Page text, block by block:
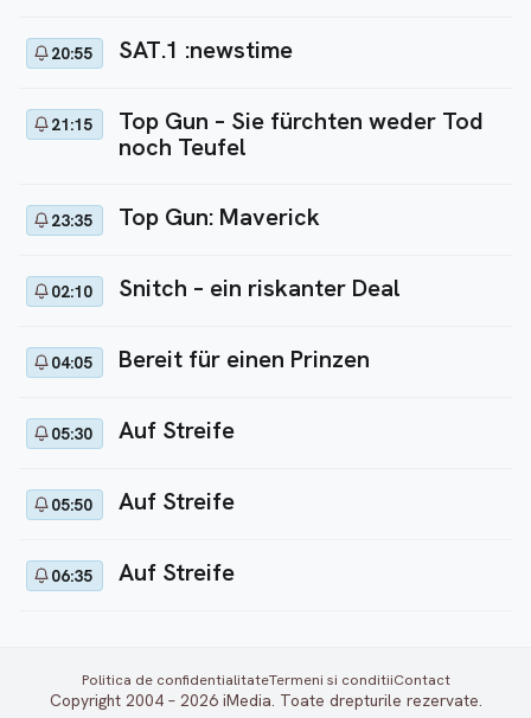
20:55 SAT.1 :newstime
21:15
Top Gun – Sie fürchten weder Tod
noch Teufel
23:35 Top Gun: Maverick
02:10 Snitch – ein riskanter Deal
04:05 Bereit für einen Prinzen
05:30 Auf Streife
05:50 Auf Streife
06:35 Auf Streife
Politica de confidentialitateTermeni si conditiiContact
Copyright 2004 – 2026 iMedia. Toate drepturile rezervate.